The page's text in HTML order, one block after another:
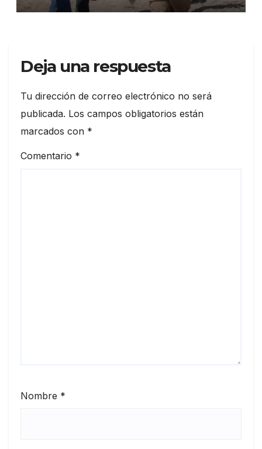
Deja una respuesta
Tu dirección de correo electrónico no será
publicada. Los campos obligatorios están
marcados con *
Comentario *
Nombre *